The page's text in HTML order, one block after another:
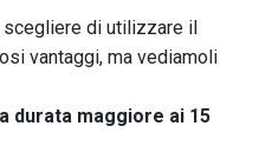
scegliere di utilizzare il
vantaggi, ma vediamoli
durata maggiore ai 15